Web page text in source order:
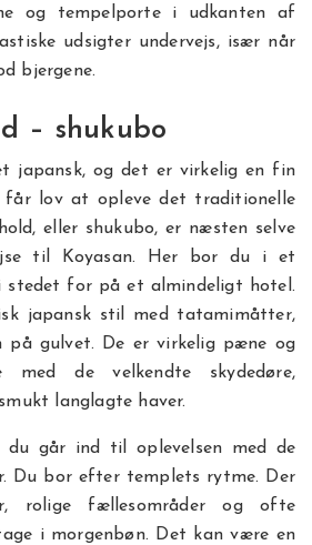
og tempelporte i udkanten af
udsigter undervejs, især når
bjergene.
– shukubo
japansk, og det er virkelig en fin
lov at opleve det traditionelle
eller shukubo, er næsten selve
til Koyasan. Her bor du i et
stedet for på et almindeligt hotel.
japansk stil med tatamimåtter,
på gulvet. De er virkelig pæne og
med de velkendte skydedøre,
langlagte haver.
går ind til oplevelsen med de
Du bor efter templets rytme. Der
rolige fællesområder og ofte
i morgenbøn. Det kan være en